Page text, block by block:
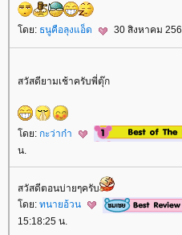
ดย: ธนูคือลุงแอ็ด 30 สิงหาคม
สวัสดียามเช้าครับพี่ตุ๊ก
ดย: กะว่าก๋า
น.
สวัสดีตอนบ่ายๆครับ
ดย: ทนายอ้วน
15:18:25 น.